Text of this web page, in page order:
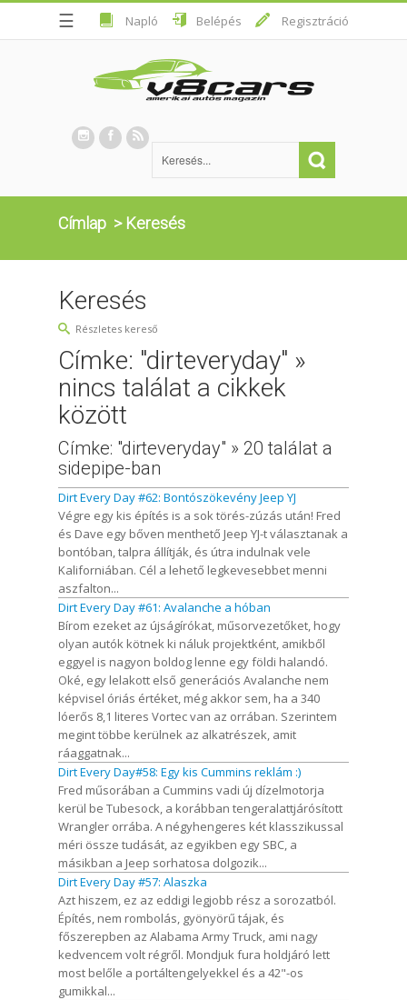
☰ Napló Belépés Regisztráció
Címlap > Keresés
Keresés
Részletes kereső
Címke: "dirteveryday" »
nincs találat a cikkek
között
Címke: "dirteveryday" » 20 találat a
sidepipe-ban
Dirt Every Day #62: Bontószökevény Jeep YJ
Végre egy kis építés is a sok törés-zúzás után! Fred
és Dave egy bőven menthető Jeep YJ-t választanak a
bontóban, talpra állítják, és útra indulnak vele
Kaliforniában. Cél a lehető legkevesebbet menni
aszfalton...
Dirt Every Day #61: Avalanche a hóban
Bírom ezeket az újságírókat, műsorvezetőket, hogy
olyan autók kötnek ki náluk projektként, amikből
eggyel is nagyon boldog lenne egy földi halandó.
Oké, egy lelakott első generációs Avalanche nem
képvisel óriás értéket, még akkor sem, ha a 340
lóerős 8,1 literes Vortec van az orrában. Szerintem
megint többe kerülnek az alkatrészek, amit
ráaggatnak...
Dirt Every Day#58: Egy kis Cummins reklám :)
Fred műsorában a Cummins vadi új dízelmotorja
kerül be Tubesock, a korábban tengeralattjárósított
Wrangler orrába. A négyhengeres két klasszikussal
méri össze tudását, az egyikben egy SBC, a
másikban a Jeep sorhatosa dolgozik...
Dirt Every Day #57: Alaszka
Azt hiszem, ez az eddigi legjobb rész a sorozatból.
Építés, nem rombolás, gyönyörű tájak, és
főszerepben az Alabama Army Truck, ami nagy
kedvencem volt régről. Mondjuk fura holdjáró lett
most belőle a portáltengelyekkel és a 42"-os
gumikkal...